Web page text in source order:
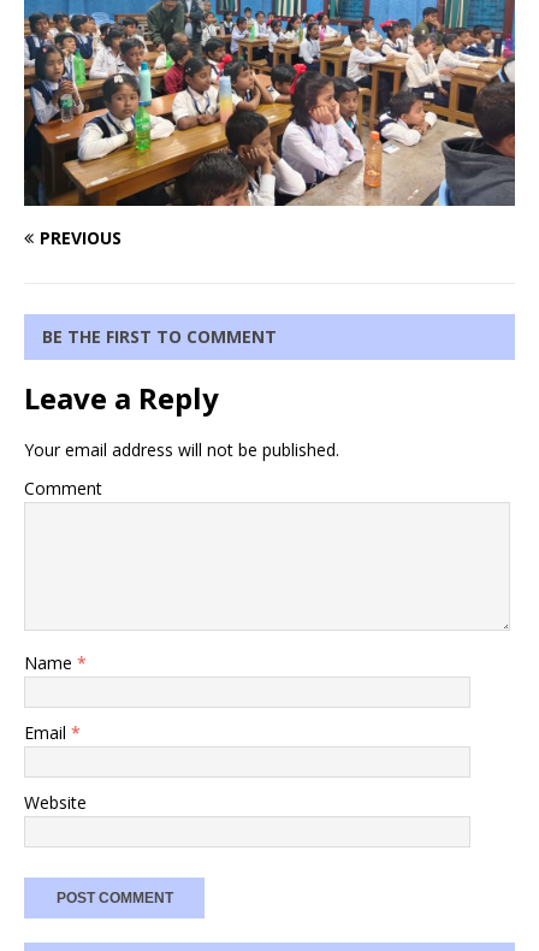
PREVIOUS
BE THE FIRST TO COMMENT
Leave a Reply
Your email address will not be published.
Comment
Name *
Email *
Website